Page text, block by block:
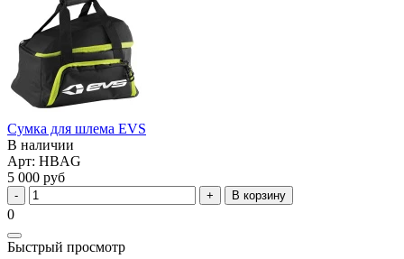
Сумка для шлема EVS
В наличии
Арт: HBAG
5 000 руб
В корзину
0
Быстрый просмотр